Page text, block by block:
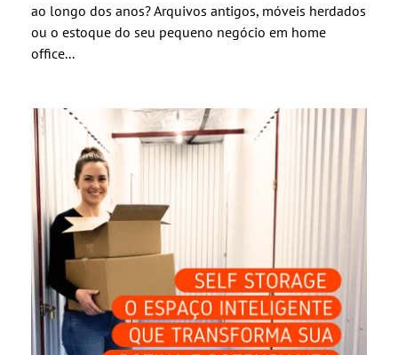
ao longo dos anos? Arquivos antigos, móveis herdados
ou o estoque do seu pequeno negócio em home
office...